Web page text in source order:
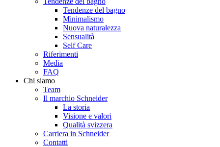
Tendenze del bagno
Minimalismo
Nuova naturalezza
Sensualità
Self Care
Riferimenti
Media
FAQ
Chi siamo
Team
Il marchio Schneider
La storia
Visione e valori
Qualità svizzera
Carriera in Schneider
Contatti